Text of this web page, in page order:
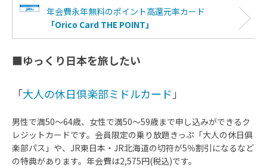
年会費永年無料のポイント高還元率カード
「Orico Card THE POINT」
■ゆっくり日本を旅したい
「大人の休日倶楽部ミドルカード」
男性で満50～64歳、女性で満50～59歳まで申し込みができるク
レジットカードです。会員限定の乗り放題きっぷ「大人の休日俱
楽部パス」や、JR東日本・JR北海道の切符が5％割引になるなど
の特典があります。年会費は2,575円(税込)です。